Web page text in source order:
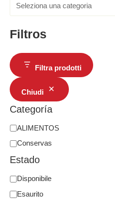
Filtros
Filtra prodotti
Chiudi
Categoría
ALIMENTOS
Conservas
Estado
Disponibile
Esaurito